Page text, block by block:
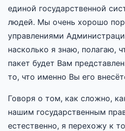
единой государственной
людей. Мы очень хорошо
управлениями
насколько я знаю, полагаю,
пакет будет Вам
то, что именно Вы его
Говоря о том, как сложно,
нашим государственным
естественно, я перехожу к